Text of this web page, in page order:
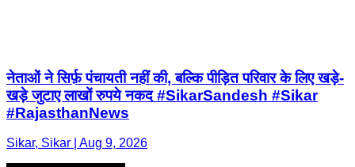
नेताओं ने सिर्फ़ पंचायती नहीं की, बल्कि पीड़ित परिवार के लिए खड़े-
खड़े जुटाए लाखों रुपये नकद #SikarSandesh #Sikar
#RajasthanNews
Sikar, Sikar | Aug 9, 2026